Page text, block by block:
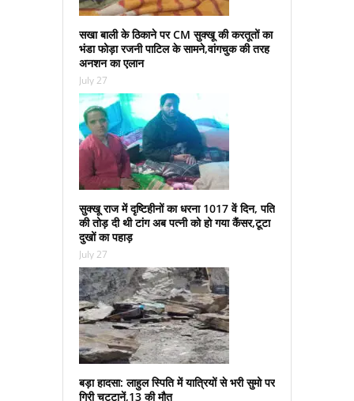
सखा बाली के ठिकाने पर CM सुक्‍खू की करतूतों का
भंडा फोड़ा रजनी पाटिल के सामने,वांगचुक की तरह
अनशन का एलान
July 27
सुक्‍खू राज में दृष्टिहीनों का धरना 1017 वें दिन, पति
की तोड़ दी थी टांग अब पत्‍नी को हो गया कैंसर,टूटा
दुखों का पहाड़
July 27
बड़ा हादसा: लाहुल स्पिति में यात्रियों से भरी सुमो पर
गिरी चटटानें,13 की मौत